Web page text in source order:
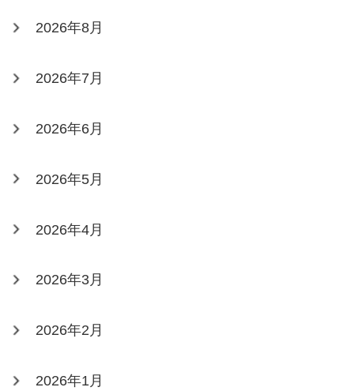
2026年8月
2026年7月
2026年6月
2026年5月
2026年4月
2026年3月
2026年2月
2026年1月